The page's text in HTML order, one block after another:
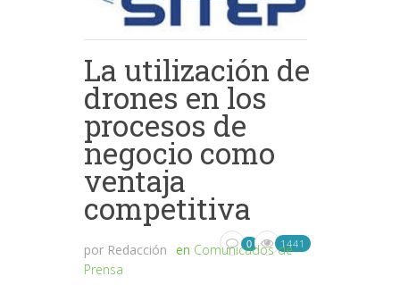
La utilización de
drones en los
procesos de
negocio como
ventaja
competitiva
por Redacción en Comunicados de
Prensa
0 1441